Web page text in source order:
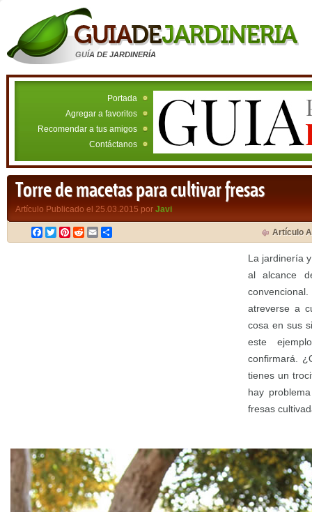
GUÍA DE JARDINERÍA
Portada
Agregar a favoritos
Recomendar a tus amigos
Contáctanos
Torre de macetas para cultivar fresas
Artículo Publicado el 25.03.2015 por Javi
Facebook
TwitterPinterest
RedditEmail Artículo
La jardinería
al alcance
atreverse a
cosa en sus
este
confirmará.
tienes un
hay
fresas